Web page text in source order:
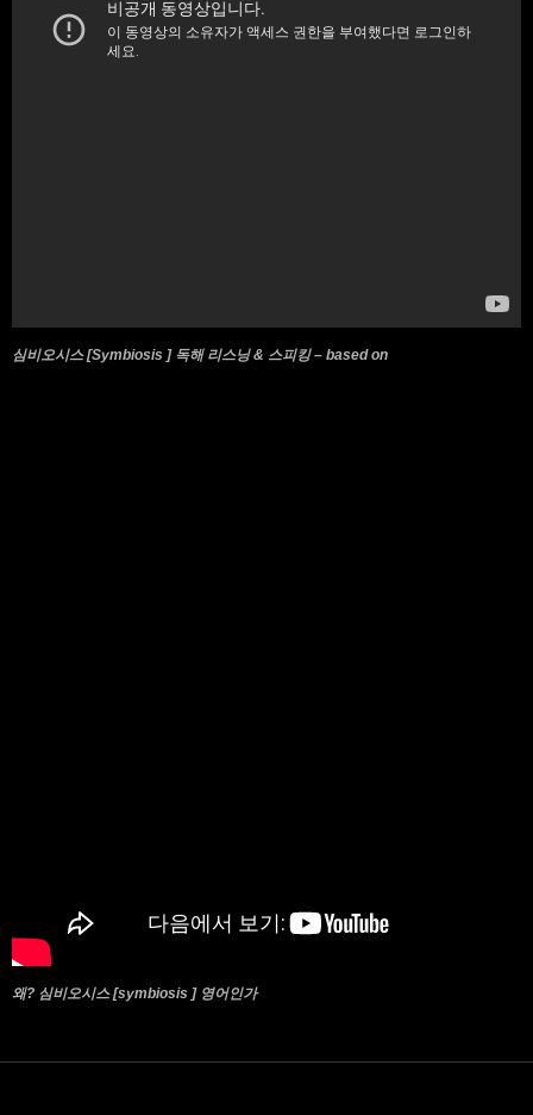
심비오시스 [Symbiosis ] 독해 리스닝 & 스피킹 – based on
왜? 심비오시스 [symbiosis ] 영어인가